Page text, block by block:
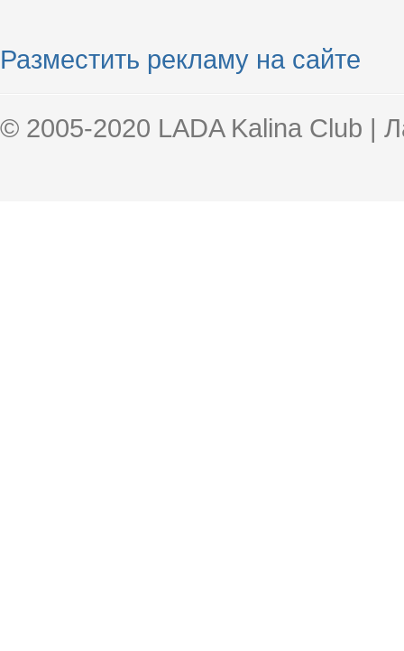
Разместить рекламу на сайте
© 2005-2020 LADA Kalina Club |